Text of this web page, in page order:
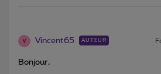
V Vincent65 AUTEUR
Bonjour,